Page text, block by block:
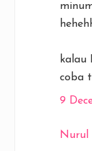
kalau
coba
9
Nurul